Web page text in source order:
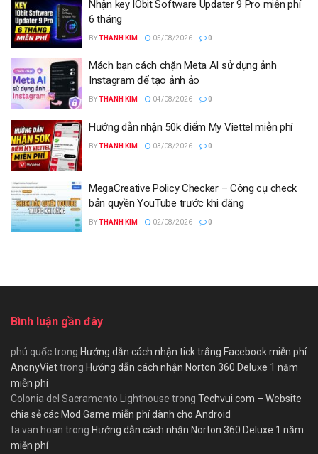
Nhận key IObit Software Updater 9 Pro miễn phí
6 tháng
BYTHANH KIM 05/08/2026 0
Mách bạn cách chặn Meta AI sử dụng ảnh
Instagram để tạo ảnh ảo
BYTHANH KIM 04/08/2026 0
Hướng dẫn nhận 50k điểm My Viettel miễn phí
BYTHANH KIM 03/08/2026 0
MegaCreative Policy Checker – Công cụ check
bản quyền YouTube trước khi đăng
BYTHANH KIM 02/08/2026 0
Bình luận gần đây
phú quốctrong Hướng dẫn cách nhận tick trắng Facebook miễn phí
AnonyViettrong Hướng dẫn cách nhận Norton 360 Deluxe 1 năm
miễn phí
Colonia del Sacramento Lighthouse trong Techvui.com – Website
chia sẻ các Mod Game miễn phí dành cho Android
ta van hoan trong Hướng dẫn cách nhận Norton 360 Deluxe 1 năm
miễn phí